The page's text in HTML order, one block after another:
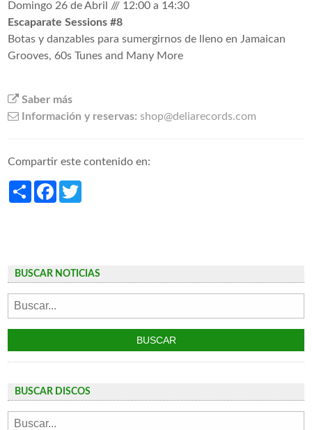
Domingo 26 de Abril /// 12:00 a 14:30
Escaparate Sessions #8
Botas y danzables para sumergirnos de lleno en Jamaican
Grooves, 60s Tunes and Many More
Saber más
Información y reservas: shop@deliarecords.com
Compartir este contenido en:
ShareFacebook
BUSCAR NOTICIAS
BUSCAR DISCOS